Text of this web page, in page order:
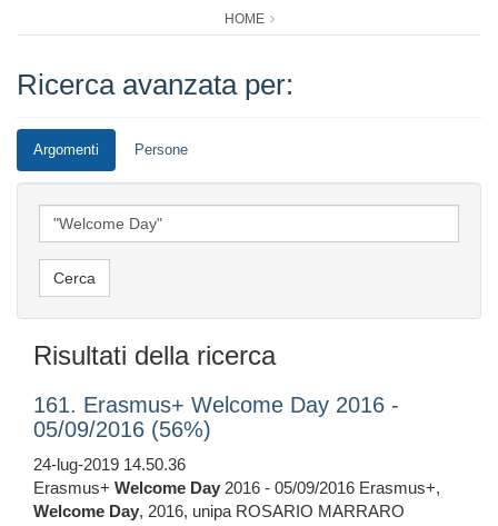
HOME
Ricerca avanzata per:
Argomenti Persone
Risultati della ricerca
161. Erasmus+ Welcome Day 2016 -
05/09/2016 (56%)
24-lug-2019 14.50.36
Erasmus+ Welcome Day 2016 - 05/09/2016 Erasmus+,
Welcome Day, 2016, unipa ROSARIO MARRARO